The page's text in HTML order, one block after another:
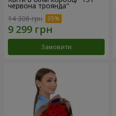
червона троянда"
14 306 грн
Замовити